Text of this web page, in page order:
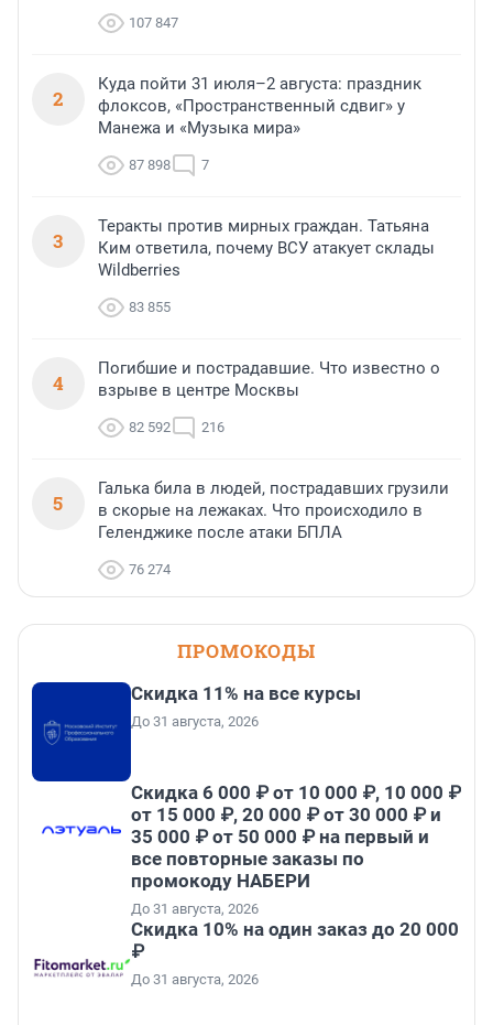
107 847
2
Куда пойти 31 июля–2 августа: праздник
флоксов, «Пространственный сдвиг» у
Манежа и «Музыка мира»
87 898 7
3
Теракты против мирных граждан. Татьяна
Ким ответила, почему ВСУ атакует склады
Wildberries
83 855
4
Погибшие и пострадавшие. Что известно о
взрыве в центре Москвы
82 592 216
5
Галька била в людей, пострадавших грузили
в скорые на лежаках. Что происходило в
Геленджике после атаки БПЛА
76 274
ПРОМОКОДЫ
Скидка 11% на все курсы
До 31 августа, 2026
Скидка 6 000 ₽ от 10 000 ₽, 10 000 ₽
от 15 000 ₽, 20 000 ₽ от 30 000 ₽ и
35 000 ₽ от 50 000 ₽ на первый и
все повторные заказы по
промокоду НАБЕРИ
До 31 августа, 2026
Скидка 10% на один заказ до 20 000
₽
До 31 августа, 2026